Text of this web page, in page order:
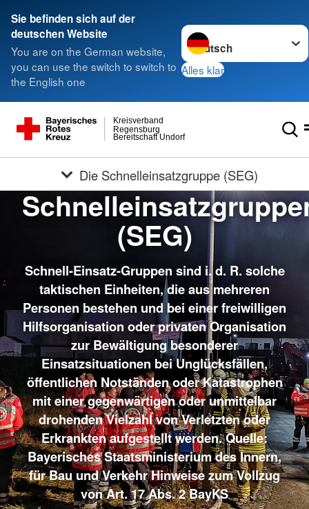
Sie befinden sich auf der
deutschen Website
You are on the German website,
you can use the switch to switch to
the English one
Sprache wechseln zu
Alles klar
Bereitschaft Undorf
Regensburg
Kreisverband
Die Schnelleinsatzgruppe (SEG)
(SEG)
Schnell-Einsatz-Gruppen sind i. d. R. solche
taktischen Einheiten, die aus mehreren
Personen bestehen und bei einer freiwilligen
Hilfsorganisation oder privaten Organisation
zur Bewältigung besonderer
Einsatzsituationen bei Unglücksfällen,
öffentlichen Notständen oder Katastrophen
mit einer gegenwärtigen oder unmittelbar
drohenden Vielzahl von Verletzten oder
Erkrankten aufgestellt werden. Quelle:
Bayerisches Staatsministerium des Innern,
für Bau und Verkehr Hinweise zum Vollzug
von Art. 17 Abs. 2 BayKS